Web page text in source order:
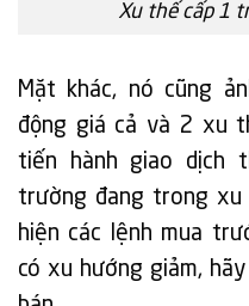
Xu thế cấp 1
Mặt khác, nó cũng
động giá cả và 2 xu
tiến hành giao dịch
trường đang trong xu
hiện các lệnh mua
có xu hướng giảm,